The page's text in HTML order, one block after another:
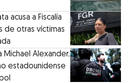
acusa a Fiscalía
de otras víctimas
Michael Alexander,
estadounidense